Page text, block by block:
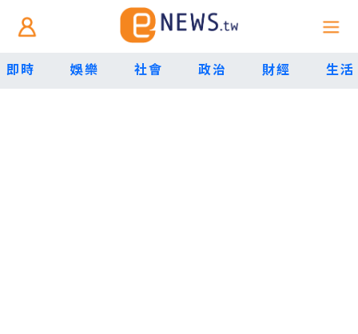
即時 娛樂 社會 政治 財經 生活